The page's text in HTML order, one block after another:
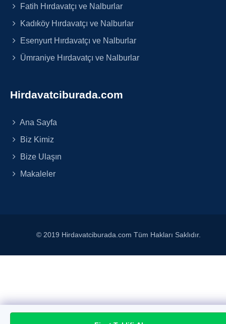
Fatih Hırdavatçı ve Nalburlar
Kadıköy Hırdavatçı ve Nalburlar
Esenyurt Hırdavatçı ve Nalburlar
Ümraniye Hırdavatçı ve Nalburlar
Hirdavatciburada.com
Ana Sayfa
Biz Kimiz
Bize Ulaşın
Makaleler
© 2019 Hirdavatciburada.com Tüm Hakları Saklıdır.